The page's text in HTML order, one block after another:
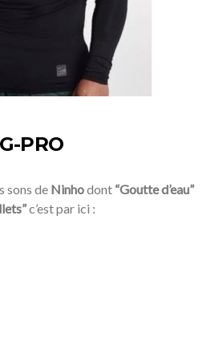
G-PRO
sons de Ninhodont “Goutte d’eau”
c’est par ici :